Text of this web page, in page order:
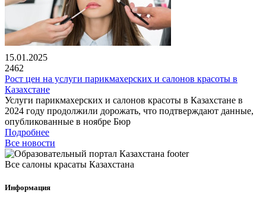
15.01.2025
2462
Рост цен на услуги парикмахерских и салонов красоты в
Казахстане
Услуги парикмахерских и салонов красоты в Казахстане в
2024 году продолжили дорожать, что подтверждают данные,
опубликованные в ноябре Бюр
Подробнее
Все новости
Все салоны красаты Казахстана
Информация